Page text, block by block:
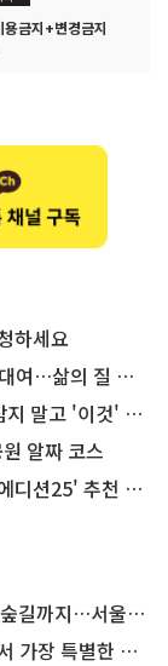
금지+변경금지
하세요
의 질 높인다
'이것' 해보세요!
알짜 코스
25' 추천 코스
울둘레길 15코스
편의점의 정체